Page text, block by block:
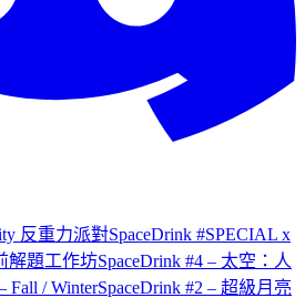
反重力派對SpaceDrink #SPECIAL x
解題工作坊SpaceDrink #4 – 太空：人
Fall / WinterSpaceDrink #2 – 超級月亮